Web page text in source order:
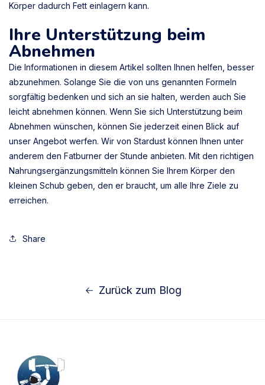
Körper dadurch Fett einlagern kann.
Ihre Unterstützung beim
Abnehmen
Die Informationen in diesem Artikel sollten Ihnen helfen, besser
abzunehmen. Solange Sie die von uns genannten Formeln
sorgfältig bedenken und sich an sie halten, werden auch Sie
leicht abnehmen können. Wenn Sie sich Unterstützung beim
Abnehmen wünschen, können Sie jederzeit einen Blick auf
unser Angebot werfen. Wir von Stardust können Ihnen unter
anderem den Fatburner der Stunde anbieten. Mit den richtigen
Nahrungsergänzungsmitteln können Sie Ihrem Körper den
kleinen Schub geben, den er braucht, um alle Ihre Ziele zu
erreichen.
Share
Zurück zum Blog